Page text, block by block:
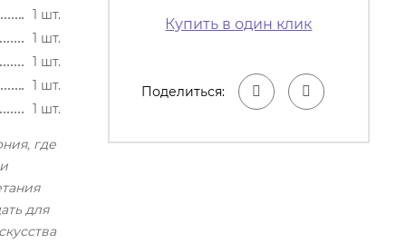
1 шт.
1 шт.
1 шт.
1 шт.
1 шт.
где
для
Купить в один клик
Поделиться: